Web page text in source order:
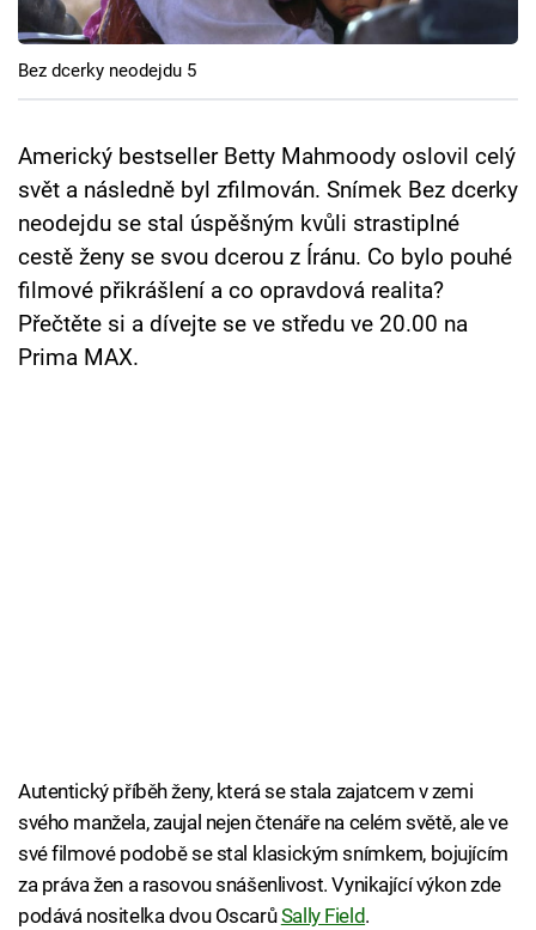
Cool Esport
Pořady
TV Program
Sledujte prima+
Přihlášení
Sledujte nás
Bez dcerky neodejdu 5
Americký bestseller Betty Mahmoody oslovil celý
svět a následně byl zfilmován. Snímek Bez dcerky
neodejdu se stal úspěšným kvůli strastiplné
cestě ženy se svou dcerou z Íránu. Co bylo pouhé
filmové přikrášlení a co opravdová realita?
Přečtěte si a dívejte se ve středu ve 20.00 na
Prima MAX.
Autentický příběh ženy, která se stala zajatcem v zemi
svého manžela, zaujal nejen čtenáře na celém světě, ale ve
své filmové podobě se stal klasickým snímkem, bojujícím
za práva žen a rasovou snášenlivost. Vynikající výkon zde
podává nositelka dvou OscarůSally Field.